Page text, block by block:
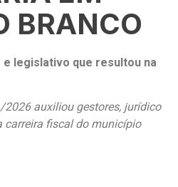
BRANCO
legislativo que resultou na
2026 auxiliou gestores, jurídico
carreira fiscal do município